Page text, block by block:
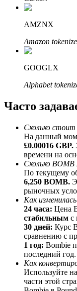
Реферал
Пригласите
Deposit CASHCAT
AMZNX
Amazon
GOOGLX
Alphabet
Часто
Сколько
На данный
£0.00016 GBP.
времени на
Сколько
По текущему
6,250 BOMB.
рыночных
Как
24 часа: Цена
стабильным с
30 дней: Курс
сравнению с
1 год: Bombie
последний год.
Как
Используйте
части этой